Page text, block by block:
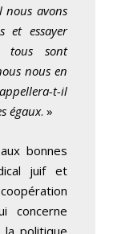
nous avons
et essayer
tous sont
nous en
t-il
égaux. »
bonnes
juif et
concerne